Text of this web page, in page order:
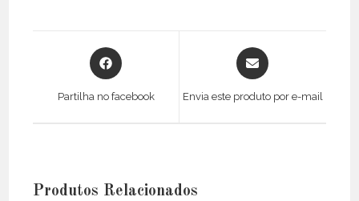
Opens
in
Partilha no facebook
Opens
in
Envia este produto por e-mail
Produtos Relacionados